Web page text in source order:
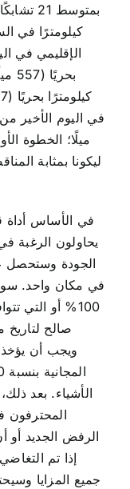
ليكونا بمثابة
يحاولون الرغبة
الجودة وستحصل
في مكان واحد.
100% أو التي
ويجب أن يؤخذ
الأشياء. بعد
المحترفون
الرفض الجديد أو
إذا تم
جميع المزايا